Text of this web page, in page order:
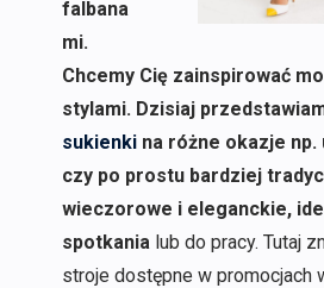
falbana
mi.
Chcemy Cię zainspirować
stylami. Dzisiaj
sukienkina różne okazje np.
czy po prostu bardziej
wieczorowe i eleganckie,
spotkania lub do pracy. Tutaj
stroje dostępne w promocjach